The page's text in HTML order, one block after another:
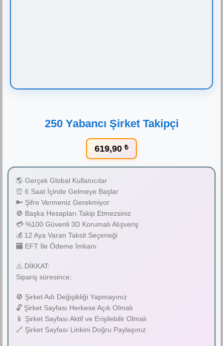
250 Yabancı Şirket Takipçi
619,90 ₺
🌎 Gerçek Global Kullanıcılar
⏰ 6 Saat İçinde Gelmeye Başlar
🔑 Şifre Vermeniz Gerekmiyor
🚫 Başka Hesapları Takip Etmezsiniz
💳 %100 Güvenli 3D Korumalı Alışveriş
💰 12 Aya Varan Taksit Seçeneği
🏧 EFT İle Ödeme İmkanı
⚠️ DİKKAT:
Sipariş süresince;
🚫 Şirket Adı Değişikliği Yapmayınız
🔓 Şirket Sayfası Herkese Açık Olmalı
📱 Şirket Sayfası Aktif ve Erişilebilir Olmalı
🔗 Şirket Sayfası Linkini Doğru Paylaşınız